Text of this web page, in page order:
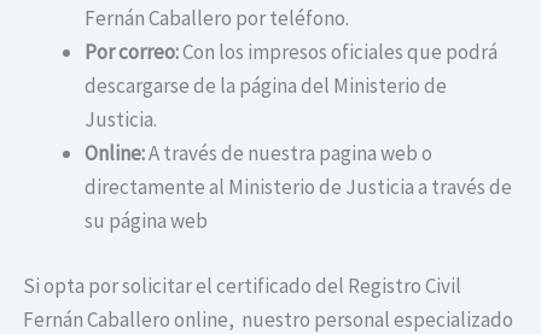
Fernán Caballero por teléfono.
Por correo:Con los impresos oficiales que podrá
descargarse de la página del Ministerio de
Justicia.
Online:A través de nuestra pagina web o
directamente al Ministerio de Justicia a través de
su página web
Si opta por solicitar el certificado del Registro Civil
Fernán Caballero online, nuestro personal especializado